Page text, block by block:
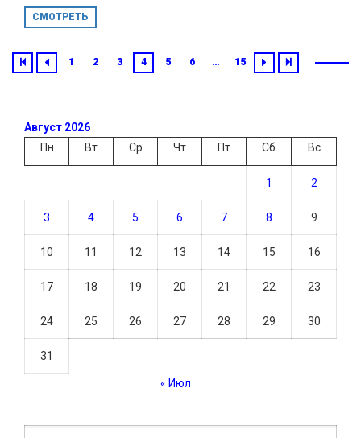
СМОТРЕТЬ
1 2 3 4 5 6 … 15
Август 2026
Пн
Вт Ср Чт Пт Сб Вс
1 2
3 4 5 6 7 8 9
10 11 12 13 14 15 16
17 18 19 20 21 22 23
24 25 26 27 28 29 30
31
« Июл